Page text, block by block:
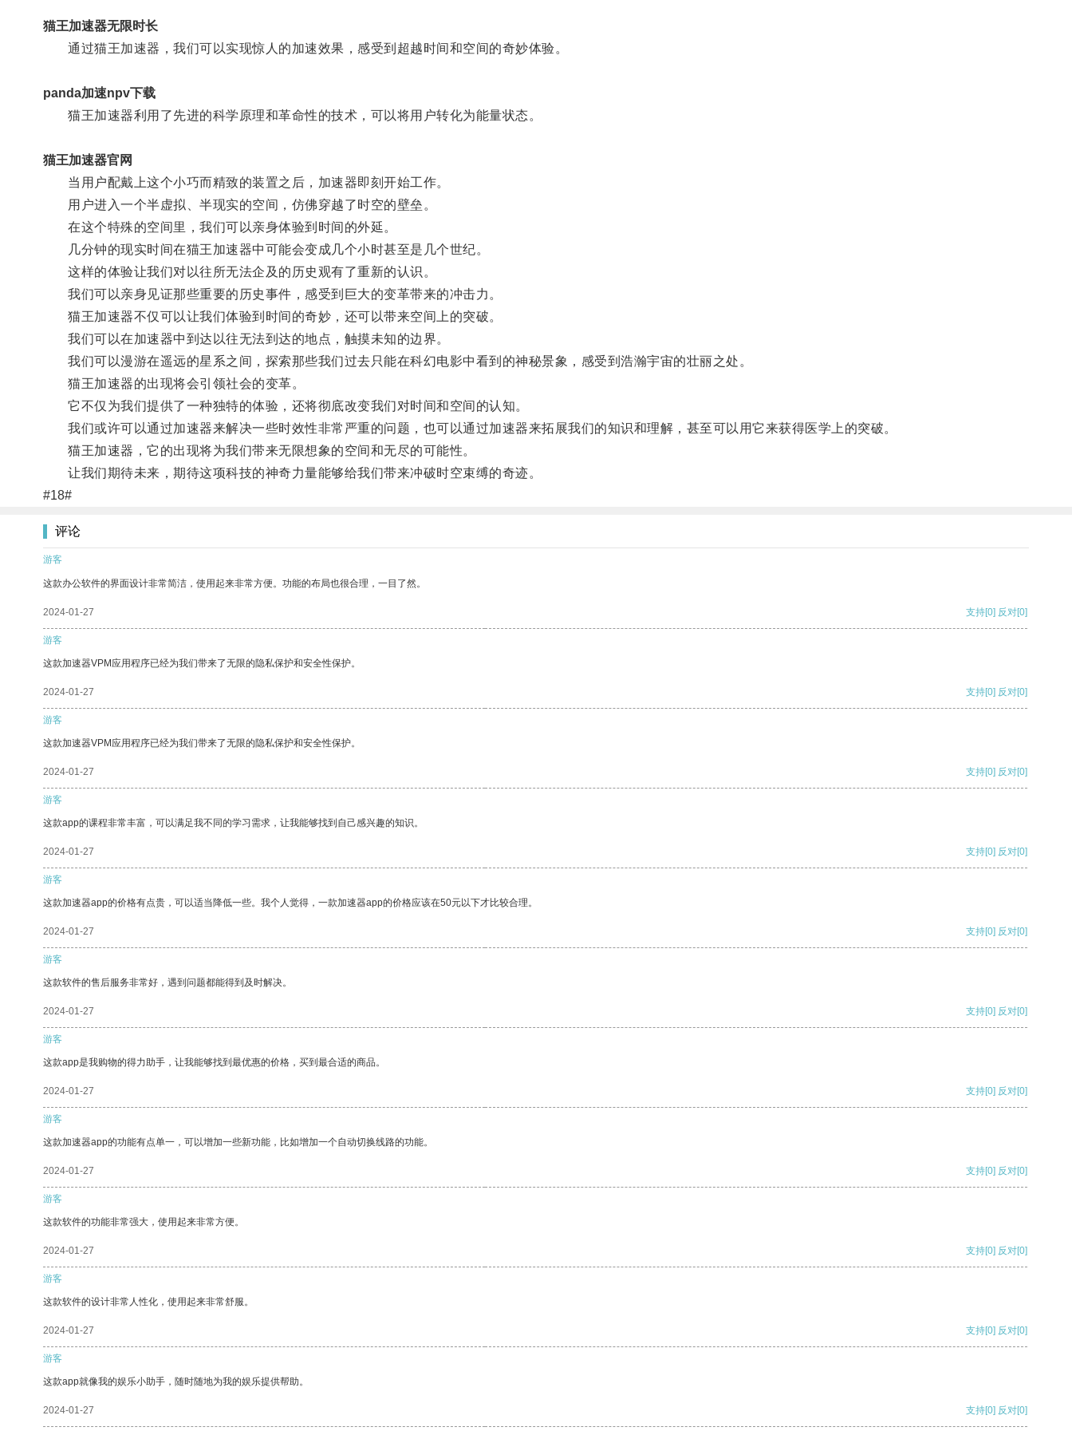
猫王加速器无限时长
通过猫王加速器，我们可以实现惊人的加速效果，感受到超越时间和空间的奇妙体验。
panda加速npv下载
猫王加速器利用了先进的科学原理和革命性的技术，可以将用户转化为能量状态。
猫王加速器官网
当用户配戴上这个小巧而精致的装置之后，加速器即刻开始工作。
用户进入一个半虚拟、半现实的空间，仿佛穿越了时空的壁垒。
在这个特殊的空间里，我们可以亲身体验到时间的外延。
几分钟的现实时间在猫王加速器中可能会变成几个小时甚至是几个世纪。
这样的体验让我们对以往所无法企及的历史观有了重新的认识。
我们可以亲身见证那些重要的历史事件，感受到巨大的变革带来的冲击力。
猫王加速器不仅可以让我们体验到时间的奇妙，还可以带来空间上的突破。
我们可以在加速器中到达以往无法到达的地点，触摸未知的边界。
我们可以漫游在遥远的星系之间，探索那些我们过去只能在科幻电影中看到的神秘景象，感受到浩瀚宇宙的壮丽之处。
猫王加速器的出现将会引领社会的变革。
它不仅为我们提供了一种独特的体验，还将彻底改变我们对时间和空间的认知。
我们或许可以通过加速器来解决一些时效性非常严重的问题，也可以通过加速器来拓展我们的知识和理解，甚至可以用它来获得医学上的突破。
猫王加速器，它的出现将为我们带来无限想象的空间和无尽的可能性。
让我们期待未来，期待这项科技的神奇力量能够给我们带来冲破时空束缚的奇迹。
#18#
评论
游客
这款办公软件的界面设计非常简洁，使用起来非常方便。功能的布局也很合理，一目了然。
2024-01-27 支持[0] 反对[0]
游客
这款加速器VPM应用程序已经为我们带来了无限的隐私保护和安全性保护。
2024-01-27 支持[0] 反对[0]
游客
这款加速器VPM应用程序已经为我们带来了无限的隐私保护和安全性保护。
2024-01-27 支持[0] 反对[0]
游客
这款app的课程非常丰富，可以满足我不同的学习需求，让我能够找到自己感兴趣的知识。
2024-01-27 支持[0] 反对[0]
游客
这款加速器app的价格有点贵，可以适当降低一些。我个人觉得，一款加速器app的价格应该在50元以下才比较合理。
2024-01-27 支持[0] 反对[0]
游客
这款软件的售后服务非常好，遇到问题都能得到及时解决。
2024-01-27 支持[0] 反对[0]
游客
这款app是我购物的得力助手，让我能够找到最优惠的价格，买到最合适的商品。
2024-01-27 支持[0] 反对[0]
游客
这款加速器app的功能有点单一，可以增加一些新功能，比如增加一个自动切换线路的功能。
2024-01-27 支持[0] 反对[0]
游客
这款软件的功能非常强大，使用起来非常方便。
2024-01-27 支持[0] 反对[0]
游客
这款软件的设计非常人性化，使用起来非常舒服。
2024-01-27 支持[0] 反对[0]
游客
这款app就像我的娱乐小助手，随时随地为我的娱乐提供帮助。
2024-01-27 支持[0] 反对[0]